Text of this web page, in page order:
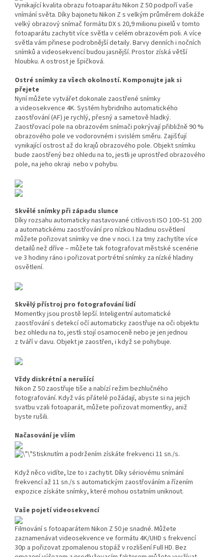
Vynikající kvalita obrazu fotoaparátu Nikon Z 50 podpoří vaše
vnímání světa. Díky bajonetu Nikon Z s velkým průměrem dokáže
velký obrazový snímač formátu DX s 20,9 milionu pixelů v tomto
fotoaparátu zachytit více světla v celém obrazovém poli. A více
světla vám přinese podrobnější detaily. Barvy denních i nočních
snímků a videosekvencí budou jasnější. Prostor získá větší
hloubku. A ostrost je špičková.
Ostré snímky za všech okolností. Komponujte jak si
přejete
Nyní můžete vytvářet dokonale zaostřené snímky
a videosekvence 4K. Systém hybridního automatického
zaostřování (AF) je rychlý, přesný a sametově hladký.
Zaostřovací pole na obrazovém snímači pokrývají přibližně 90 %
obrazového pole ve vodorovném i svislém směru. Zajišťují
vynikající ostrost až do krajů obrazového pole. Objekt snímku
bude zaostřený bez ohledu na to, jestli je uprostřed obrazového
pole, na jeho okraji nebo v pohybu.
Skvělé snímky při západu slunce
Díky rozsahu automaticky nastavované citlivosti ISO 100–51 200
a automatickému zaostřování pro nízkou hladinu osvětlení
můžete pořizovat snímky ve dne v noci. I za tmy zachytíte více
detailů než dříve – můžete tak fotografovat městské scenérie
ve 3 hodiny ráno i pořizovat portrétní snímky za nízké hladiny
osvětlení.
Skvělý přístroj pro fotografování lidí
Momentky jsou prostě lepší. Inteligentní automatické
zaostřování s detekcí očí automaticky zaostřuje na oči objektu
bez ohledu na to, jestli stojí osamoceně nebo je jen jednou
z tváří v davu. Objekt je zaostřen, i když se pohybuje.
Vždy diskrétní a nerušící
Nikon Z 50 zaostřuje tiše a nabízí režim bezhlučného
fotografování. Když vás přátelé požádají, abyste si na jejich
svatbu vzali fotoaparát, můžete pořizovat momentky, aniž
byste rušili.
Načasování je vším
Stisknutím a podržením získáte frekvenci 11 sn./s.
Když něco vidíte, lze to i zachytit. Díky sériovému snímání
frekvencí až 11 sn./s s automatickým zaostřováním a řízením
expozice získáte snímky, které mohou ostatním uniknout.
Vaše pojetí videosekvencí
Filmování s fotoaparátem Nikon Z 50 je snadné. Můžete
zaznamenávat videosekvence ve formátu 4K/UHD s frekvencí
30p a pořizovat zpomalenou stopáž v rozlišení Full HD. Bez